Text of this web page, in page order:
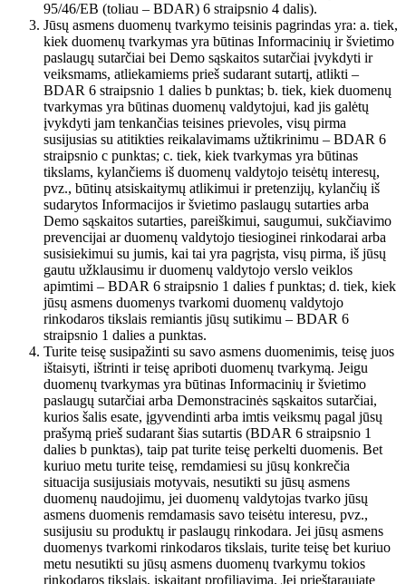
95/46/EB (toliau – BDAR) 6 straipsnio 4 dalis).
Jūsų asmens duomenų tvarkymo teisinis pagrindas yra: a. tiek,
kiek duomenų tvarkymas yra būtinas Informacinių ir švietimo
paslaugų sutarčiai bei Demo sąskaitos sutarčiai įvykdyti ir
veiksmams, atliekamiems prieš sudarant sutartį, atlikti –
BDAR 6 straipsnio 1 dalies b punktas; b. tiek, kiek duomenų
tvarkymas yra būtinas duomenų valdytojui, kad jis galėtų
įvykdyti jam tenkančias teisines prievoles, visų pirma
susijusias su atitikties reikalavimams užtikrinimu – BDAR 6
straipsnio c punktas; c. tiek, kiek tvarkymas yra būtinas
tikslams, kylančiems iš duomenų valdytojo teisėtų interesų,
pvz., būtinų atsiskaitymų atlikimui ir pretenzijų, kylančių iš
sudarytos Informacijos ir švietimo paslaugų sutarties arba
Demo sąskaitos sutarties, pareiškimui, saugumui, sukčiavimo
prevencijai ar duomenų valdytojo tiesioginei rinkodarai arba
susisiekimui su jumis, kai tai yra pagrįsta, visų pirma, iš jūsų
gautu užklausimu ir duomenų valdytojo verslo veiklos
apimtimi – BDAR 6 straipsnio 1 dalies f punktas; d. tiek, kiek
jūsų asmens duomenys tvarkomi duomenų valdytojo
rinkodaros tikslais remiantis jūsų sutikimu – BDAR 6
straipsnio 1 dalies a punktas.
Turite teisę susipažinti su savo asmens duomenimis, teisę juos
ištaisyti, ištrinti ir teisę apriboti duomenų tvarkymą. Jeigu
duomenų tvarkymas yra būtinas Informacinių ir švietimo
paslaugų sutarčiai arba Demonstracinės sąskaitos sutarčiai,
kurios šalis esate, įgyvendinti arba imtis veiksmų pagal jūsų
prašymą prieš sudarant šias sutartis (BDAR 6 straipsnio 1
dalies b punktas), taip pat turite teisę perkelti duomenis. Bet
kuriuo metu turite teisę, remdamiesi su jūsų konkrečia
situacija susijusiais motyvais, nesutikti su jūsų asmens
duomenų naudojimu, jei duomenų valdytojas tvarko jūsų
asmens duomenis remdamasis savo teisėtu interesu, pvz.,
susijusiu su produktų ir paslaugų rinkodara. Jei jūsų asmens
duomenys tvarkomi rinkodaros tikslais, turite teisę bet kuriuo
metu nesutikti su jūsų asmens duomenų tvarkymu tokios
rinkodaros tikslais, įskaitant profiliavimą. Jei prieštaraujate